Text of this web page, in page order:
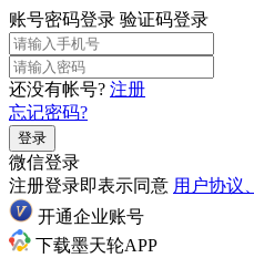
账号密码登录 验证码登录
还没有帐号? 注册
忘记密码?
登录
微信登录
注册登录即表示同意 用户协议
开通企业账号
下载墨天轮APP